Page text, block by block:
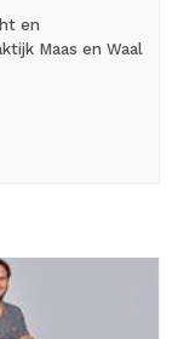
en
Maas en Waal